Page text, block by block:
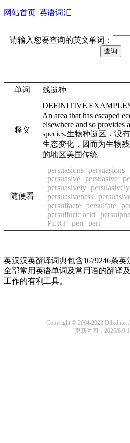
网站首页 英语词汇
请输入您要查询的英文单词：
单词 残遗种
释义
DEFINITIVE
An area that has escaped
elsewhere and so provides
species.生物种遗区：没
生态变化，因而为生物
的地区美国传统
随便看
persuasions persuasions
persuasive persuasive
persuasively persuasively
persuasiveness
persulfacte persulfate
persulfuric acid
PERT pert pert
英汉汉英翻译词典包含1679246条
全部常用英语单词及常用语的翻译
工作的有利工具。
Copyright © 2004-2023 Ddxd.net
更新时间：2026/8/9